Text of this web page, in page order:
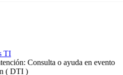
TI
Consulta o ayuda en evento
( DTI )